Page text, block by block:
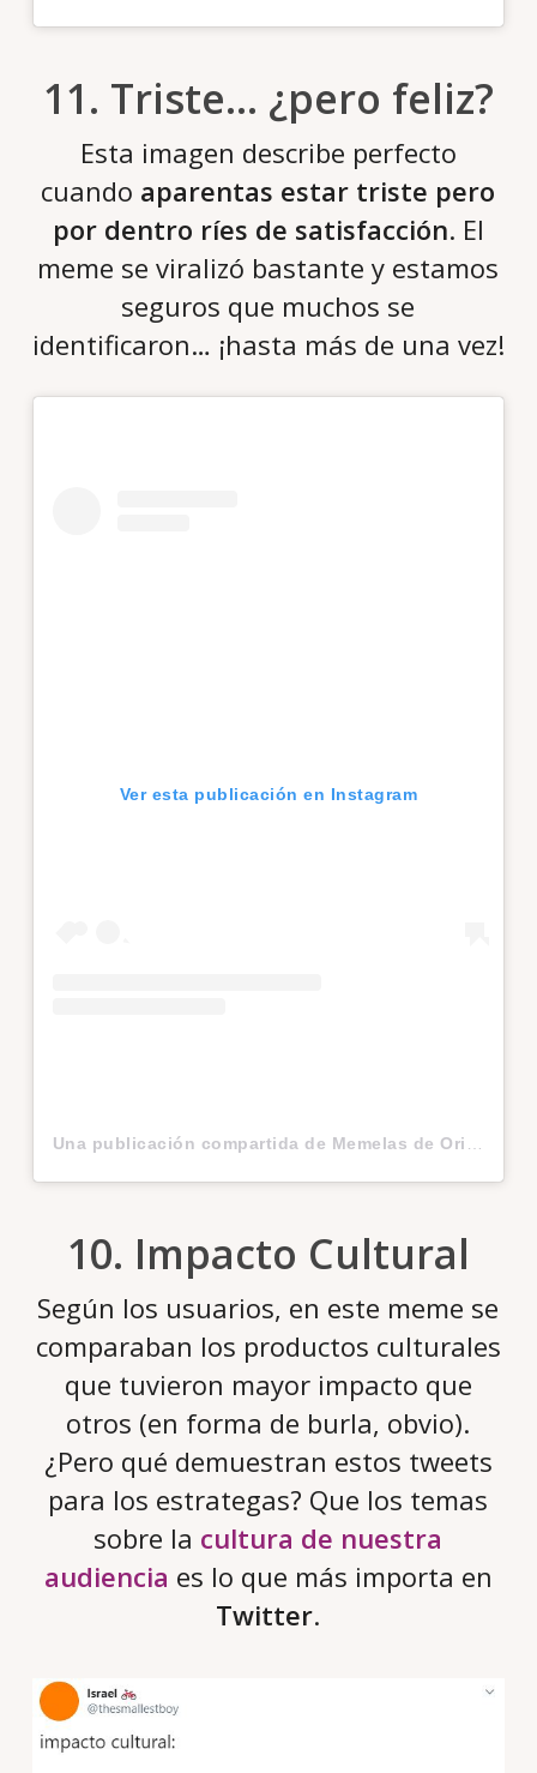
11. Triste… ¿pero feliz?
Esta imagen describe perfecto
cuando aparentas estar triste pero
por dentro ríes de satisfacción. El
meme se viralizó bastante y estamos
seguros que muchos se
identificaron… ¡hasta más de una vez!
Ver esta publicación en Instagram
10. Impacto Cultural
Según los usuarios, en este meme se
comparaban los productos culturales
que tuvieron mayor impacto que
otros (en forma de burla, obvio).
¿Pero qué demuestran estos tweets
para los estrategas? Que los temas
sobre la cultura de nuestra
audiencia es lo que más importa en
Twitter.